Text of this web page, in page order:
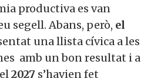
productiva es van
segell. Abans, però, el
una llista cívica a les
amb un bon resultat i a
2027 s’havien fet